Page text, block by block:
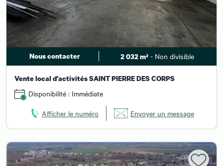
Nous contacter 2 032 m²- Non divisible
Vente local d'activités SAINT PIERRE DES CORPS
Disponibilité : Immédiate
Afficher le numéro Envoyer un message